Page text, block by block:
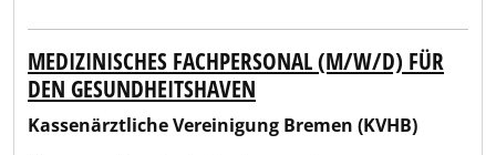
MEDIZINISCHES FACHPERSONAL (M/W/D) FÜR
DEN GESUNDHEITSHAVEN
Kassenärztliche Vereinigung Bremen (KVHB)